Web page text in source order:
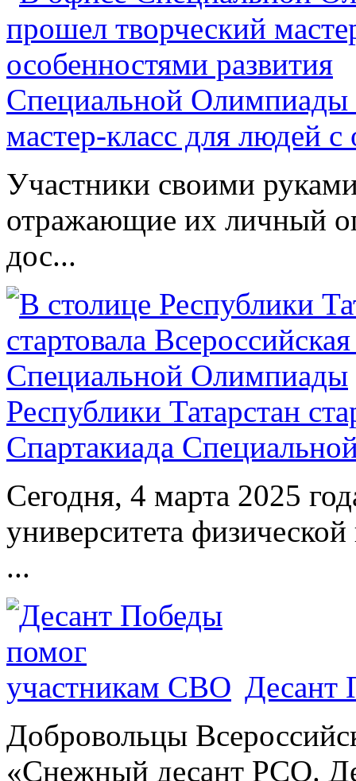
Специальной Олимпиады
мастер-класс для людей
Участники своими
отражающие их личный
дос...
Республики Татарстан
Спартакиада
Сегодня, 4 марта 2025
университета
...
Десант
Добровольцы
«Снежный десант РСО.